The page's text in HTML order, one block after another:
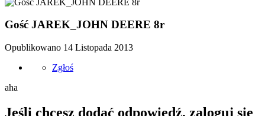
Gość JAREK_JOHN DEERE 8r
Opublikowano 14 Listopada 2013
Zgłoś
aha
Jeśli chcesz dodać odpowiedź, zaloguj się